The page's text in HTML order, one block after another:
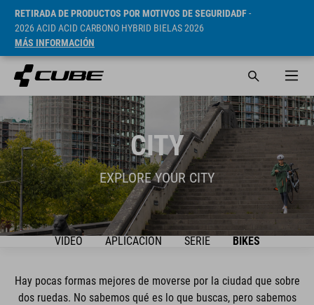
RETIRADA DE PRODUCTOS POR MOTIVOS DE SEGURIDADF-
2026 ACID ACID CARBONO HYBRID BIELAS 2026
MÁS INFORMACIÓN
CITY
EXPLORE YOUR CITY
VIDEO APLICACIÓN SERIE BIKES
Hay pocas formas mejores de moverse por la ciudad que sobre
dos ruedas. No sabemos qué es lo que buscas, pero sabemos